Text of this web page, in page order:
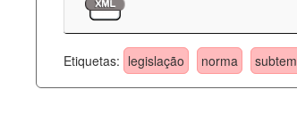
Etiquetas: legislação norma